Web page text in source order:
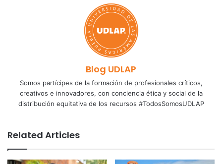
Blog UDLAP
Somos partícipes de la formación de profesionales críticos,
creativos e innovadores, con conciencia ética y social de la
distribución equitativa de los recursos #TodosSomosUDLAP
Related Articles